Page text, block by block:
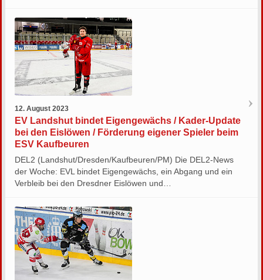
12. August 2023
EV Landshut bindet Eigengewächs / Kader-Update
bei den Eislöwen / Förderung eigener Spieler beim
ESV Kaufbeuren
DEL2 (Landshut/Dresden/Kaufbeuren/PM) Die DEL2-News
der Woche: EVL bindet Eigengewächs, ein Abgang und ein
Verbleib bei den Dresdner Eislöwen und…